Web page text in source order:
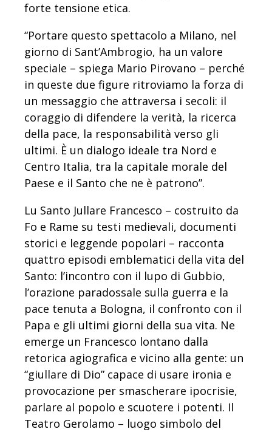
forte tensione etica.
“Portare questo spettacolo a Milano, nel
giorno di Sant’Ambrogio, ha un valore
speciale – spiega Mario Pirovano – perché
in queste due figure ritroviamo la forza di
un messaggio che attraversa i secoli: il
coraggio di difendere la verità, la ricerca
della pace, la responsabilità verso gli
ultimi. È un dialogo ideale tra Nord e
Centro Italia, tra la capitale morale del
Paese e il Santo che ne è patrono”.
Lu Santo Jullare Francesco – costruito da
Fo e Rame su testi medievali, documenti
storici e leggende popolari – racconta
quattro episodi emblematici della vita del
Santo: l’incontro con il lupo di Gubbio,
l’orazione paradossale sulla guerra e la
pace tenuta a Bologna, il confronto con il
Papa e gli ultimi giorni della sua vita. Ne
emerge un Francesco lontano dalla
retorica agiografica e vicino alla gente: un
“giullare di Dio” capace di usare ironia e
provocazione per smascherare ipocrisie,
parlare al popolo e scuotere i potenti. Il
Teatro Gerolamo – luogo simbolo del